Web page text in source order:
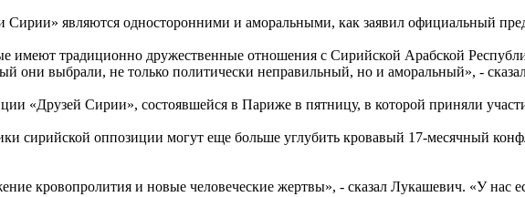
Сирии» являются односторонними и аморальными, как заявил официальный
имеют традиционно дружественные отношения с Сирийской Арабской
они выбрали, не только политически неправильный, но и аморальный», -
«Друзей Сирии», состоявшейся в Париже в пятницу, в которой приняли
оппозиции могут еще больше углубить кровавый 17-месячный
кровопролития и новые человеческие жертвы», - сказал Лукашевич. «У нас